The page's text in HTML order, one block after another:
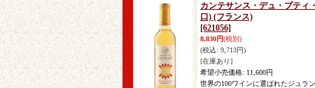
カンテサンス・デュ・プティ
口) (フランス)
[621056]
8,830円(税別)
(税込: 9,713円)
[在庫あり]
希望小売価格: 11,600円
世界の100ワインに選ばれたジュラ